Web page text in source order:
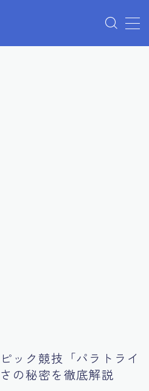
ック競技「パラトライ
の秘密を徹底解説